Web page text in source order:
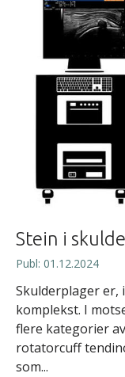
Stein i
Publ: 01.12.2024
Skulderplager er,
komplekst. I
flere kategorier
rotatorcuff
som...